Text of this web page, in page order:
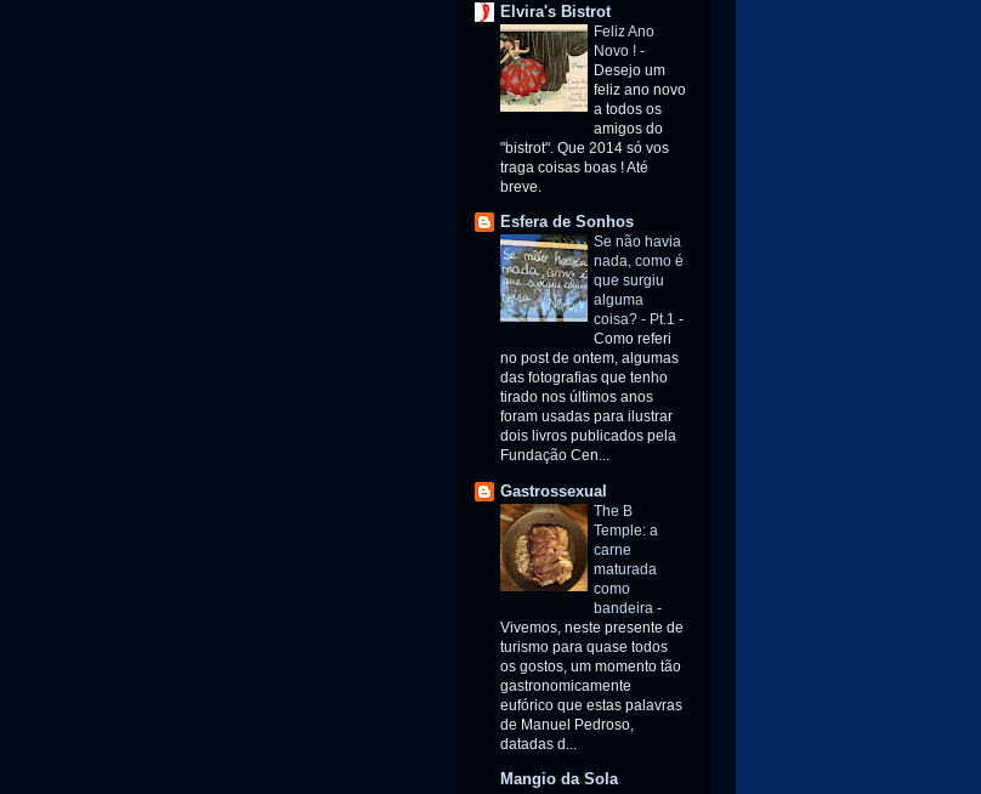
Elvira's Bistrot
Feliz Ano
Novo ! -
Desejo um
feliz ano novo
a todos os
amigos do
"bistrot". Que 2014 só vos
traga coisas boas ! Até
breve.
Esfera de Sonhos
Se não havia
nada, como é
que surgiu
alguma
coisa? - Pt.1 -
Como referi
no post de ontem, algumas
das fotografias que tenho
tirado nos últimos anos
foram usadas para ilustrar
dois livros publicados pela
Fundação Cen...
Gastrossexual
The B
Temple: a
carne
maturada
como
bandeira -
Vivemos, neste presente de
turismo para quase todos
os gostos, um momento tão
gastronomicamente
eufórico que estas palavras
de Manuel Pedroso,
datadas d...
Mangio da Sola